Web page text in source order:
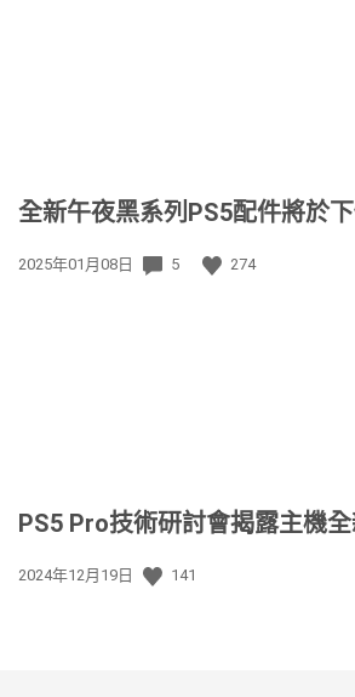
全新午夜黑系列PS5配件將於
發
2025年01月08日 5 274
PS5 Pro技術研討會揭露主機
發
2024年12月19日 141